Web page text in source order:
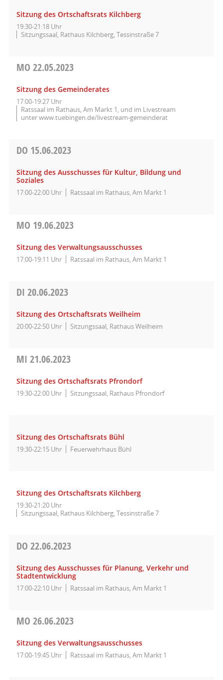
Sitzung des Ortschaftsrats Kilchberg
19:30-21:18 Uhr
Sitzungssaal, Rathaus Kilchberg, Tessinstraße 7
MO 22.05.2023
Sitzung des Gemeinderates
17:00-19:27 Uhr
Ratssaal im Rathaus, Am Markt 1, und im Livestream
unter www.tuebingen.de/livestream-gemeinderat
DO 15.06.2023
Sitzung des Ausschusses für Kultur, Bildung und
Soziales
17:00-22:00 Uhr Ratssaal im Rathaus, Am Markt 1
MO 19.06.2023
Sitzung des Verwaltungsausschusses
17:00-19:11 Uhr Ratssaal im Rathaus, Am Markt 1
DI 20.06.2023
Sitzung des Ortschaftsrats Weilheim
20:00-22:50 Uhr Sitzungssaal, Rathaus Weilheim
MI 21.06.2023
Sitzung des Ortschaftsrats Pfrondorf
19:30-22:00 Uhr Sitzungssaal, Rathaus Pfrondorf
Sitzung des Ortschaftsrats Bühl
19:30-22:15 Uhr Feuerwehrhaus Bühl
Sitzung des Ortschaftsrats Kilchberg
19:30-21:20 Uhr
Sitzungssaal, Rathaus Kilchberg, Tessinstraße 7
DO 22.06.2023
Sitzung des Ausschusses für Planung, Verkehr und
Stadtentwicklung
17:00-22:10 Uhr Ratssaal im Rathaus, Am Markt 1
MO 26.06.2023
Sitzung des Verwaltungsausschusses
17:00-19:45 Uhr Ratssaal im Rathaus, Am Markt 1